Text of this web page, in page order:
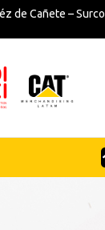
de Cañete – Surco